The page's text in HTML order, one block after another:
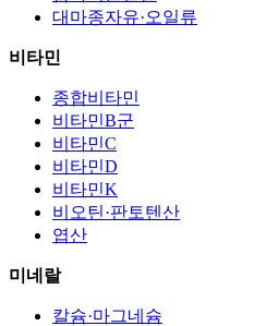
대마종자유·오일류
비타민
종합비타민
비타민B군
비타민C
비타민D
비타민K
비오틴·판토텐산
엽산
미네랄
칼슘·마그네슘